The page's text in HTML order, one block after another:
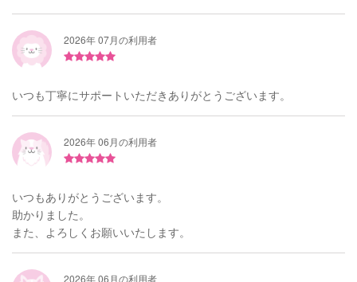
2026年 07月の利用者
いつも丁寧にサポートいただきありがとうございます。
2026年 06月の利用者
いつもありがとうございます。
助かりました。
また、よろしくお願いいたします。
2026年 06月の利用者